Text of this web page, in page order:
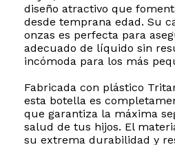
diseño atractivo que
desde temprana edad. Su
onzas es perfecta para
adecuado de líquido sin
incómoda para los más
Fabricada con plástico
esta botella es
que garantiza la máxima
salud de tus hijos. El
su extrema durabilidad y